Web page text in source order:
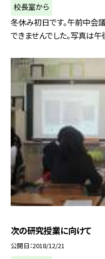
校長室から
冬休み初日です。午前中会
できませんでした。写真は午
次の研究授業に向けて
公開日 2018/12/21